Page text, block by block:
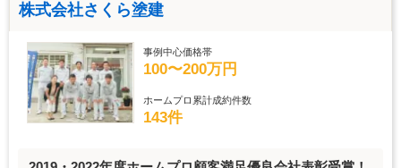
株式会社さくら塗建
事例中心価格帯
100〜200万円
ホームプロ累計成約件数
143件